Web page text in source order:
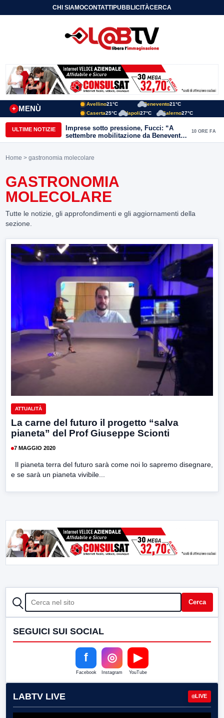
CHI SIAMOCONTATTIPUBBLICITÀCERCA
MENÙ
+
Avellino21°C Benevento21°C
Caserta25°C Napoli27°C Salerno27°C
ULTIME NOTIZIE
Imprese sotto pressione, Fucci: “A
settembre mobilitazione da Benevento
e Avellino”
10 ORE FA
Home > gastronomia molecolare
GASTRONOMIA
MOLECOLARE
Tutte le notizie, gli approfondimenti e gli aggiornamenti della
sezione.
ATTUALITÀ
La carne del futuro il progetto “salva
pianeta” del Prof Giuseppe Scionti
7 MAGGIO 2020
Il pianeta terra del futuro sarà come noi lo sapremo disegnare,
e se sarà un pianeta vivibile...
CERCA Cerca
SEGUICI SUI SOCIAL
f
Facebook
◎
Instagram
▶
YouTube
LABTV LIVE LIVE